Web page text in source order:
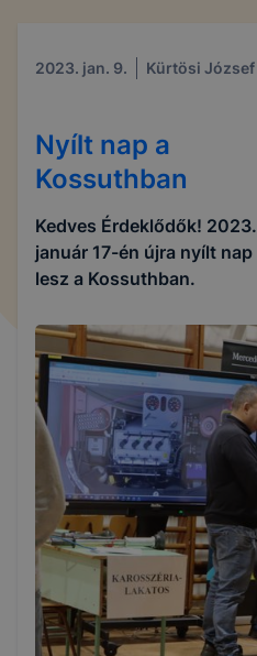
2023. jan. 9. Kürtösi József
Nyílt nap a
Kossuthban
Kedves Érdeklődők! 2023.
január 17-én újra nyílt nap
lesz a Kossuthban.